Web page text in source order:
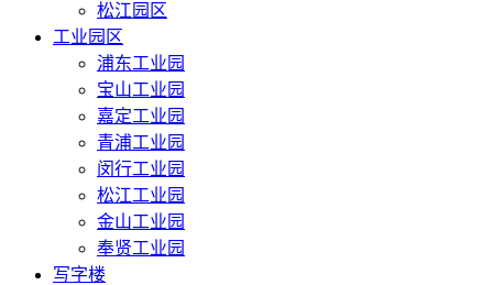
松江园区
工业园区
浦东工业园
宝山工业园
嘉定工业园
青浦工业园
闵行工业园
松江工业园
金山工业园
奉贤工业园
写字楼